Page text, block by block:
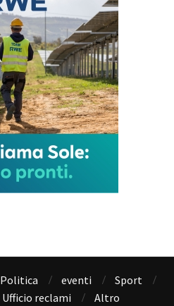
Politica eventi
Sport
Ufficio reclami Altro